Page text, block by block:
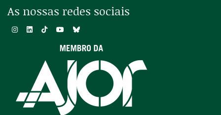
As nossas redes sociais